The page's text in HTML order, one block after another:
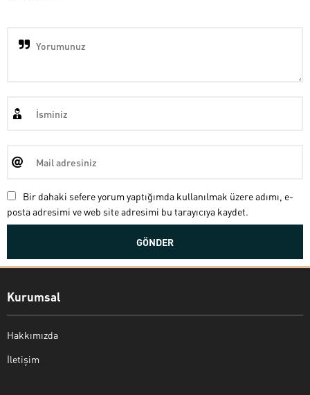
Bir dahaki sefere yorum yaptığımda kullanılmak üzere adımı, e-
posta adresimi ve web site adresimi bu tarayıcıya kaydet.
Kurumsal
Hakkımızda
İletişim